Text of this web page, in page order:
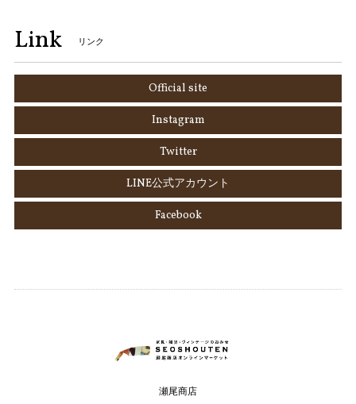
Link リンク
Official site
Instagram
Twitter
LINE公式アカウント
Facebook
瀬尾商店